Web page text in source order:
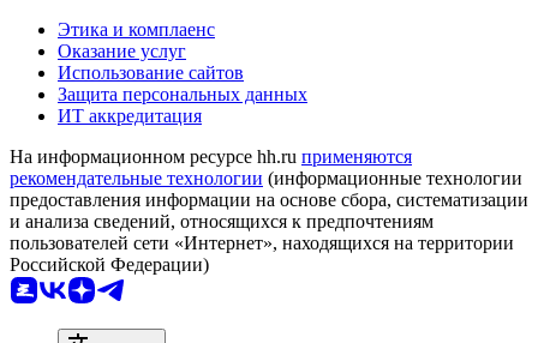
Этика и комплаенс
Оказание услуг
Использование сайтов
Защита персональных данных
ИТ аккредитация
На информационном ресурсе hh.ru применяются
рекомендательные технологии (информационные технологии
предоставления информации на основе сбора, систематизации
и анализа сведений, относящихся к предпочтениям
пользователей сети «Интернет», находящихся на территории
Российской Федерации)